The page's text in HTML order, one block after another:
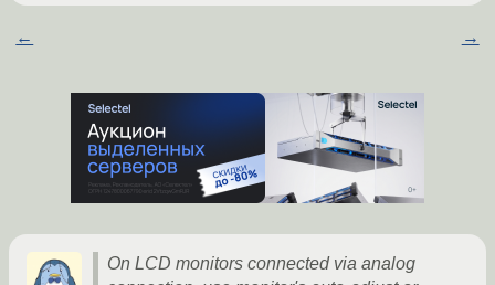
← →
On LCD monitors connected via analog